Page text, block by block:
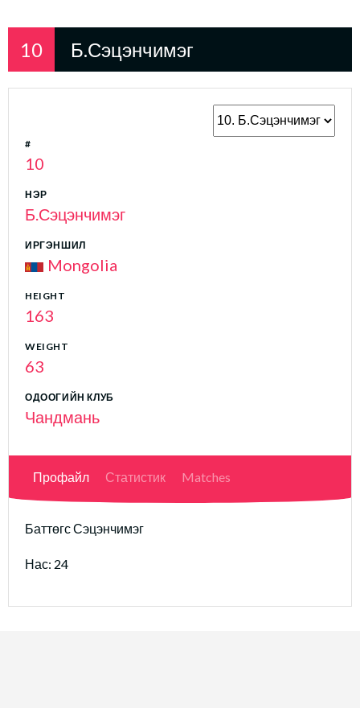
10 Б.Сэцэнчимэг
#
10
НЭР
Б.Сэцэнчимэг
ИРГЭНШИЛ
Mongolia
HEIGHT
163
WEIGHT
63
ОДООГИЙН КЛУБ
Чандмань
Профайл Статистик Matches
Баттөгс Сэцэнчимэг
Нас: 24